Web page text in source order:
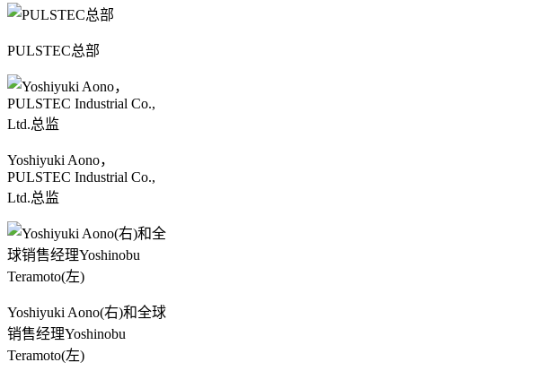
PULSTEC总部
Yoshiyuki Aono，
PULSTEC Industrial Co.,
Ltd.总监
Yoshiyuki Aono(右)和全球
销售经理Yoshinobu
Teramoto(左)